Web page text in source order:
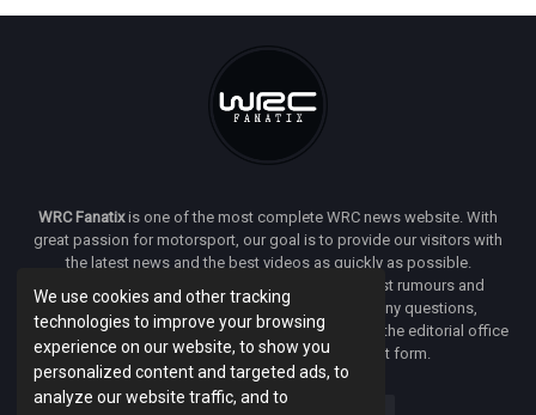
We use cookies and other tracking
technologies to improve your browsing
experience on our website, to show you
personalized content and targeted ads, to
analyze our website traffic, and to
WRC Fanatixis one of the most complete WRC news website. With
great passion for motorsport, our goal is to provide our visitors with
the latest news and the best videos as quickly as possible.
Additionally, you will find our opinion on the latest rumours and
developments everywhere we can. If you have any questions,
comments or complaints and would like to contact the editorial office
ofWRC FANATIXyou can use our contact form.